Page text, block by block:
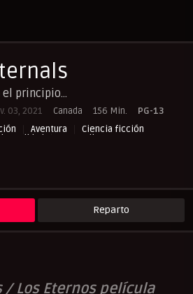
el principio...
03, 2021 Canada 156 Min.
PG-13
Aventura
Ciencia ficción
Cinecalidad
NewPelis org
Verpeliculasultra
Reparto
/ Los Eternos película